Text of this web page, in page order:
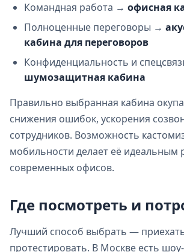
Командная работа → офисная
Полноценные переговоры →
кабина для переговоров
Конфиденциальность и
шумозащитная кабина
Правильно выбранная кабина
снижения ошибок, ускорения
сотрудников. Возможность
мобильности делает её идеальным
современных офисов.
Где посмотреть и
Лучший способ выбрать —
протестировать. В Москве есть